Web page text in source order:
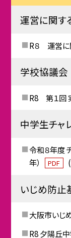
運営に関す
R８ 運営に
学校協議会
R8 第１回
中学生チャ
令和８年度
年）
PDF
いじめ防止
大阪市いじ
R8 夕陽丘